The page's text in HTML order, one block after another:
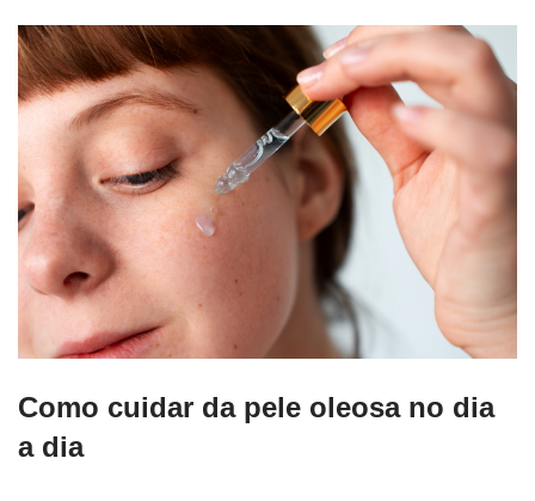
Como cuidar da pele oleosa no dia
a dia